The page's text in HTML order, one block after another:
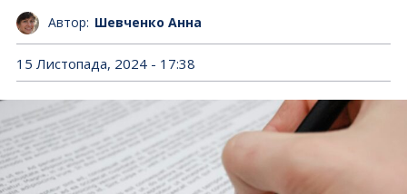
Автор: Шевченко Анна
15 Листопада, 2024 - 17:38